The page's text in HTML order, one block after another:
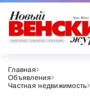
Главная
Объявления
Частная недвижимость